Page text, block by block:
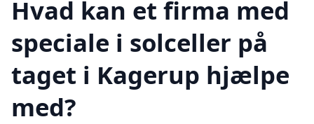
Hvad kan et firma med
speciale i solceller på
taget i Kagerup hjælpe
med?